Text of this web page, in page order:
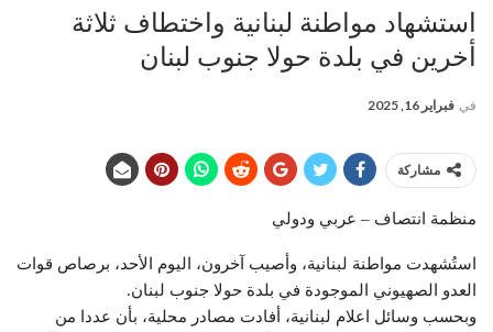
استشهاد مواطنة لبنانية واختطاف ثلاثة
أخرين في بلدة حولا جنوب لبنان
في فبراير 16, 2025
مشاركة
منظمة انتصاف – عربي ودولي
استُشهدت مواطنة لبنانية، وأصيب آخرون، اليوم الأحد، برصاص قوات
العدو الصهيوني الموجودة في بلدة حولا جنوب لبنان.
وبحسب وسائل اعلام لبنانية، أفادت مصادر محلية، بأن عددا من